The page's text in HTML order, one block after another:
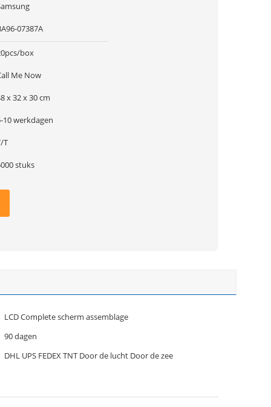
07387A
box
Me Now
x 32 x 30 cm
10 werkdagen
T
stuks
LCD Complete scherm assemblage
90 dagen
DHL UPS FEDEX TNT Door de lucht Door de zee